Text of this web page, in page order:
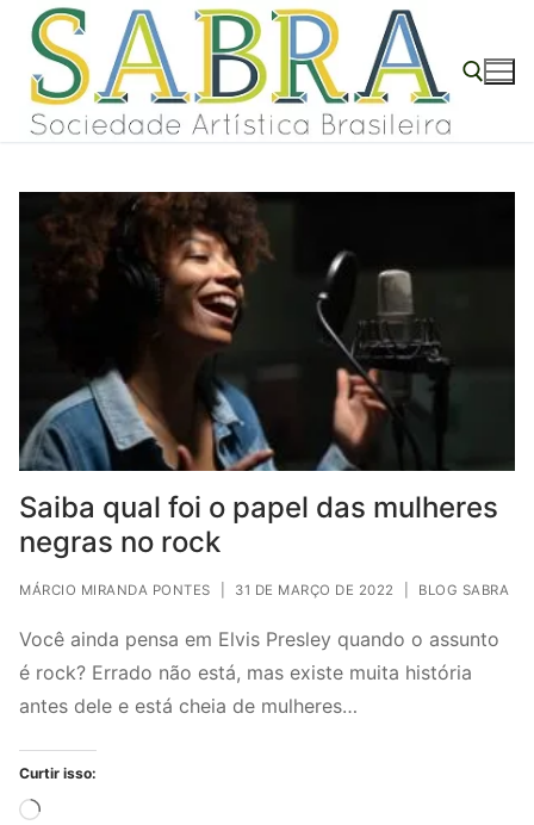
conteúdo
Pular
para
conteúdo
Saiba qual foi o papel das mulheres
negras no rock
MÁRCIO MIRANDA PONTES 31 DE MARÇO DE 2022 BLOG SABRA
Você ainda pensa em Elvis Presley quando o assunto
é rock? Errado não está, mas existe muita história
antes dele e está cheia de mulheres…
Curtir isso:
Carregando...